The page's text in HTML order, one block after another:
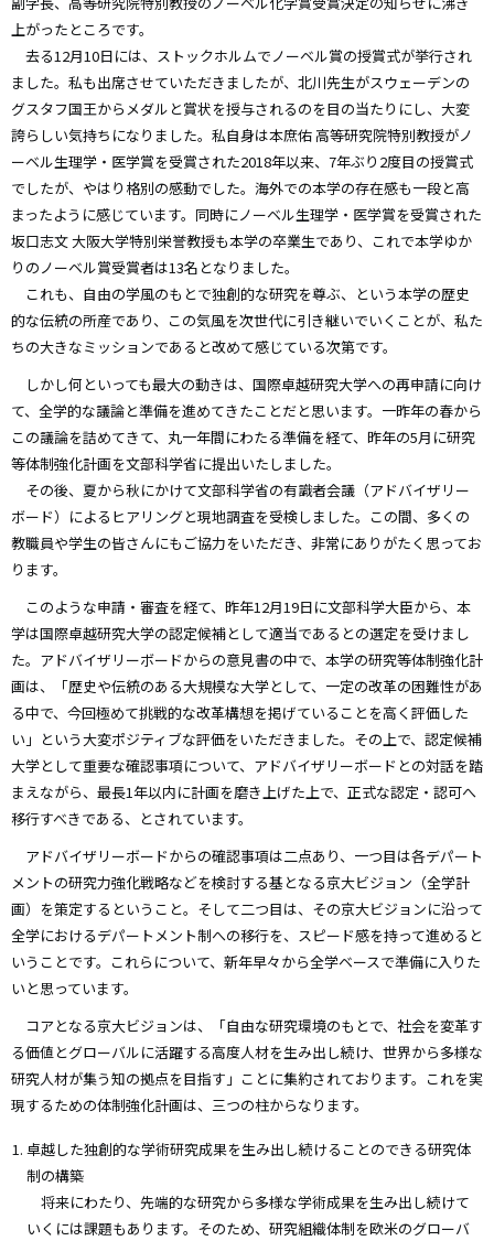
上がったところです。
去る12月10日には、ストックホルムでノーベル賞の授賞式が挙行され
ました。私も出席させていただきましたが、北川先生がスウェーデンの
グスタフ国王からメダルと賞状を授与されるのを目の当たりにし、大変
誇らしい気持ちになりました。私自身は本庶佑 高等研究院特別教授がノ
ーベル生理学・医学賞を受賞された2018年以来、7年ぶり2度目の授賞式
でしたが、やはり格別の感動でした。海外での本学の存在感も一段と高
まったように感じています。同時にノーベル生理学・医学賞を受賞された
坂口志文 大阪大学特別栄誉教授も本学の卒業生であり、これで本学ゆか
りのノーベル賞受賞者は13名となりました。
これも、自由の学風のもとで独創的な研究を尊ぶ、という本学の歴史
的な伝統の所産であり、この気風を次世代に引き継いでいくことが、私た
ちの大きなミッションであると改めて感じている次第です。
しかし何といっても最大の動きは、国際卓越研究大学への再申請に向け
て、全学的な議論と準備を進めてきたことだと思います。一昨年の春から
この議論を詰めてきて、丸一年間にわたる準備を経て、昨年の5月に研究
等体制強化計画を文部科学省に提出いたしました。
その後、夏から秋にかけて文部科学省の有識者会議（アドバイザリー
ボード）によるヒアリングと現地調査を受検しました。この間、多くの
教職員や学生の皆さんにもご協力をいただき、非常にありがたく思ってお
ります。
このような申請・審査を経て、昨年12月19日に文部科学大臣から、本
学は国際卓越研究大学の認定候補として適当であるとの選定を受けまし
た。アドバイザリーボードからの意見書の中で、本学の研究等体制強化計
画は、「歴史や伝統のある大規模な大学として、一定の改革の困難性があ
る中で、今回極めて挑戦的な改革構想を掲げていることを高く評価した
い」という大変ポジティブな評価をいただきました。その上で、認定候補
大学として重要な確認事項について、アドバイザリーボードとの対話を踏
まえながら、最長1年以内に計画を磨き上げた上で、正式な認定・認可へ
移行すべきである、とされています。
アドバイザリーボードからの確認事項は二点あり、一つ目は各デパート
メントの研究力強化戦略などを検討する基となる京大ビジョン（全学計
画）を策定するということ。そして二つ目は、その京大ビジョンに沿って
全学におけるデパートメント制への移行を、スピード感を持って進めると
いうことです。これらについて、新年早々から全学ベースで準備に入りた
いと思っています。
コアとなる京大ビジョンは、「自由な研究環境のもとで、社会を変革す
る価値とグローバルに活躍する高度人材を生み出し続け、世界から多様な
研究人材が集う知の拠点を目指す」ことに集約されております。これを実
現するための体制強化計画は、三つの柱からなります。
卓越した独創的な学術研究成果を生み出し続けることのできる研究体
制の構築
将来にわたり、先端的な研究から多様な学術成果を生み出し続けて
いくには課題もあります。そのため、研究組織体制を欧米のグローバ